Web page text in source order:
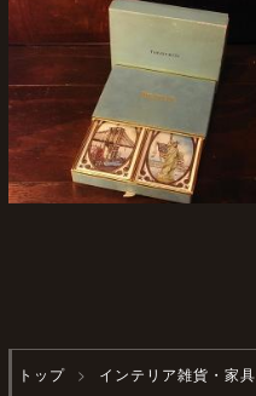
トップ インテリア雑貨・家具